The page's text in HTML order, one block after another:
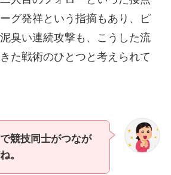
グ発祥という指摘もあり、ピ
臭い連続攻撃も、こうした流
た戦術のひとつと考えられて
競技同士がつなが
。